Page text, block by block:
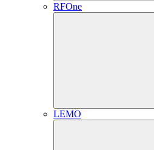
RFOne
LEMO